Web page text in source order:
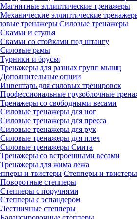
Магнитные эллиптические тренажеры
Механические эллиптические
Силовые тренажеры
Скамьи и стулья
Скамьи со стойками под штангу
Силовые рамы
Турники и брусья
Тренажеры для разных групп мышц
Дополнительные опции
Инвентарь для силовых тренировок
Профессиональные грузоблочные
Тренажеры со свободными весами
Силовые тренажеры для ног
Силовые тренажеры для пресса
Силовые тренажеры для рук
Силовые тренажеры для плеч
Силовые тренажеры Смита
Тренажеры со встроенными весами
Тренажеры для жима лежа
Степперы и твистеры
Поворотные степперы
Степперы с поручнями
Степперы с эспандером
Лестничные степперы
Балансировочные степперы